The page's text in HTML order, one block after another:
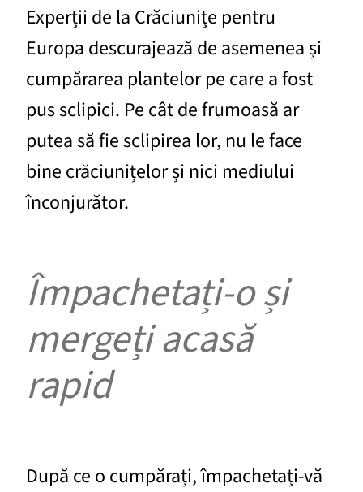
Experții de la Crăciunițe pentru
Europa descurajează de asemenea și
cumpărarea plantelor pe care a fost
pus sclipici. Pe cât de frumoasă ar
putea să fie sclipirea lor, nu le face
bine crăciunițelor și nici mediului
înconjurător.
Împachetați-o și
mergeți acasă
rapid
După ce o cumpărați, împachetați-vă